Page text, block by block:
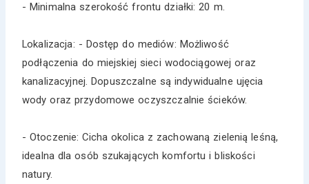
- Minimalna szerokość frontu działki: 20 m.
Lokalizacja: - Dostęp do mediów: Możliwość
podłączenia do miejskiej sieci wodociągowej oraz
kanalizacyjnej. Dopuszczalne są indywidualne ujęcia
wody oraz przydomowe oczyszczalnie ścieków.
- Otoczenie: Cicha okolica z zachowaną zielenią leśną,
idealna dla osób szukających komfortu i bliskości
natury.